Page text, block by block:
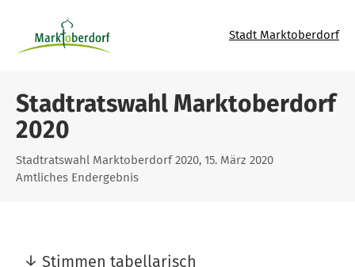
Stadt Marktoberdorf
Stadtratswahl Marktoberdorf
2020
Stadtratswahl Marktoberdorf 2020, 15. März 2020
Amtliches Endergebnis
Stimmen tabellarisch